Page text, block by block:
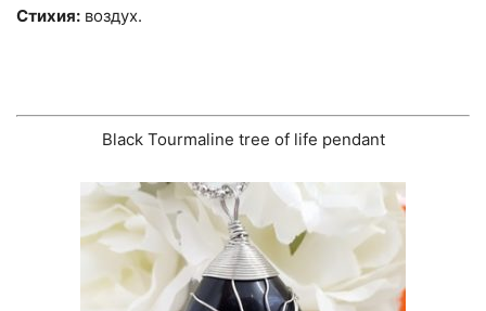
Стихия: воздух.
Black Tourmaline tree of life pendant